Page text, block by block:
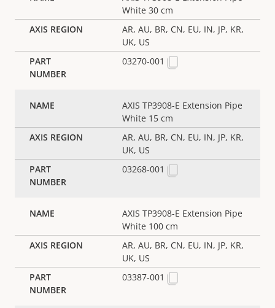
White 30 cm
AR, AU, BR, CN, EU, IN, JP, KR,
UK, US
03270-001
AXIS TP3908-E Extension Pipe
White 15 cm
AR, AU, BR, CN, EU, IN, JP, KR,
UK, US
03268-001
AXIS TP3908-E Extension Pipe
White 100 cm
AR, AU, BR, CN, EU, IN, JP, KR,
UK, US
03387-001